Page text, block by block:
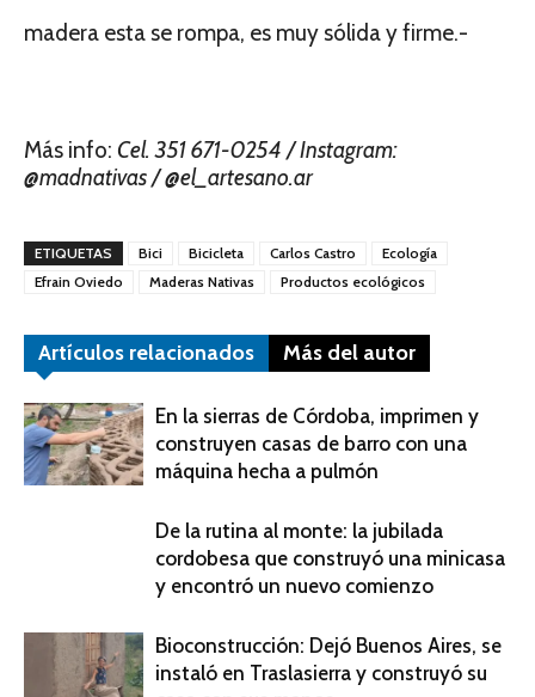
madera esta se rompa, es muy sólida y firme.-
Más info: Cel. 351 671-0254 / Instagram:
@madnativas / @el_artesano.ar
ETIQUETAS Bici Bicicleta Carlos Castro
Ecología
Efrain Oviedo
Maderas Nativas Productos ecológicos
Artículos relacionados Más del autor
En la sierras de Córdoba, imprimen y
construyen casas de barro con una
máquina hecha a pulmón
De la rutina al monte: la jubilada
cordobesa que construyó una minicasa
y encontró un nuevo comienzo
Bioconstrucción: Dejó Buenos Aires, se
instaló en Traslasierra y construyó su